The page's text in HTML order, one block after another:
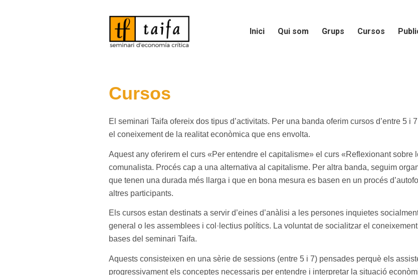
Inici Qui som Grups Cursos
Cursos
El seminari Taifa ofereix dos tipus d’activitats. Per una banda oferim cursos d’entre 5 i
el coneixement de la realitat econòmica que ens envolta.
Aquest any oferirem el curs «Per entendre el capitalisme» el curs «Reflexionant
comunalista. Procés cap a una alternativa al capitalisme. Per altra banda, seguim
que tenen una durada més llarga i que en bona mesura es basen en un procés
altres participants.
Els cursos estan destinats a servir d’eines d’anàlisi a les persones inquietes
general o les assemblees i col·lectius polítics. La voluntat de socialitzar el
bases del seminari Taifa.
Aquests consisteixen en una sèrie de sessions (entre 5 i 7) pensades perquè els
progressivament els conceptes necessaris per entendre i interpretar la situació